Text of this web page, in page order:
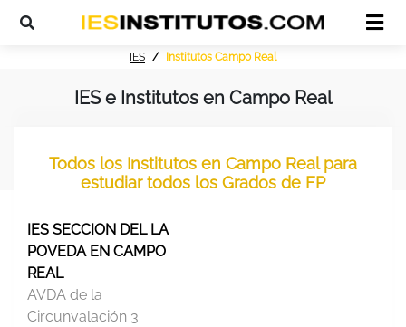
IES Institutos Campo Real
IES e Institutos en Campo Real
Todos los Institutos en Campo Real para
estudiar todos los Grados de FP
IES SECCION DEL LA
POVEDA EN CAMPO
REAL
AVDA de la
Circunvalación 3